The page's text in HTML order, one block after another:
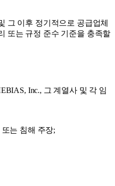
그 이후 정기적으로 공급업체
또는 규정 준수 기준을 충족할
Inc., 그 계열사 및 각 임
는 침해 주장;